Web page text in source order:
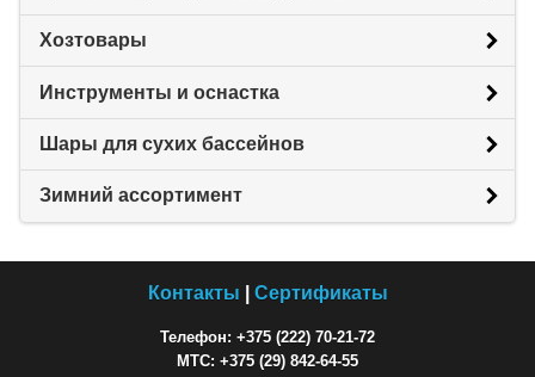
Хозтовары
Инструменты и оснастка
Шары для сухих бассейнов
Зимний ассортимент
Контакты Сертификаты
Телефон: +375 (222) 70-21-72
МТС: +375 (29) 842-64-55